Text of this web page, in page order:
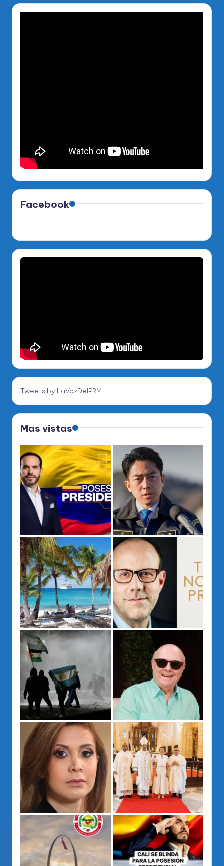
Facebook
Tweets by LaVozDelPRM
Mas vistas